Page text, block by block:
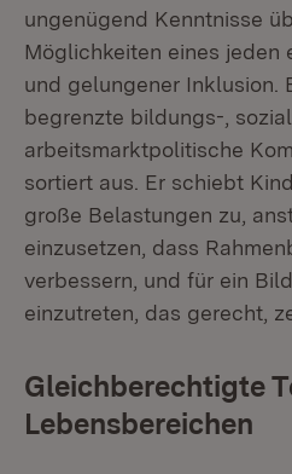
ungenügend Kenntnisse
Möglichkeiten eines jeden
und gelungener Inklusion.
begrenzte bildungs-,
arbeitsmarktpolitische
sortiert aus. Er schiebt
große Belastungen zu,
einzusetzen, dass
verbessern, und für ein
einzutreten, das gerecht,
Gleichberechtigte
Lebensbereichen